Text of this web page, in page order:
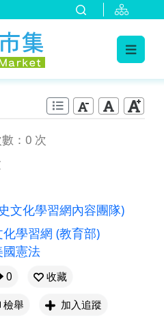
：0 次
文化學習網內容團隊)
學習網 (教育部)
國憲法
0
收藏
檢舉 加入追蹤